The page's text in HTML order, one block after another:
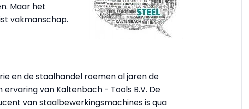
Maar het
vakmanschap.
en de staalhandel roemen al jaren de
ervaring van Kaltenbach - Tools B.V. De
van staalbewerkingsmachines is qua